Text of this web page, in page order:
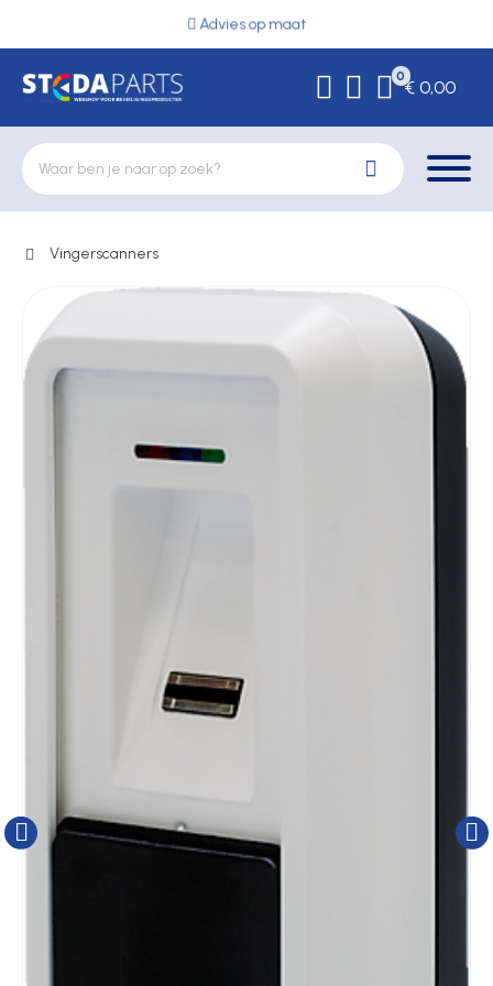
Advies op maat
0
€ 0,00
Deurbeslag
Elektrische vergrendeling
Toegangscontrole
Vingerscanners
ABUS